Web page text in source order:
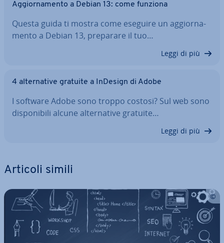
Ag­gior­na­men­to a Debian 13: come funziona
Questa guida ti mostra come eseguire un ag­gior­na­
men­to a Debian 13, preparare il tuo…
Leggi di più
4 al­ter­na­ti­ve gratuite a InDesign di Adobe
I software Adobe sono troppo costosi? Sul web sono
di­spo­ni­bi­li alcune al­ter­na­ti­ve gratuite…
Leggi di più
Articoli simili